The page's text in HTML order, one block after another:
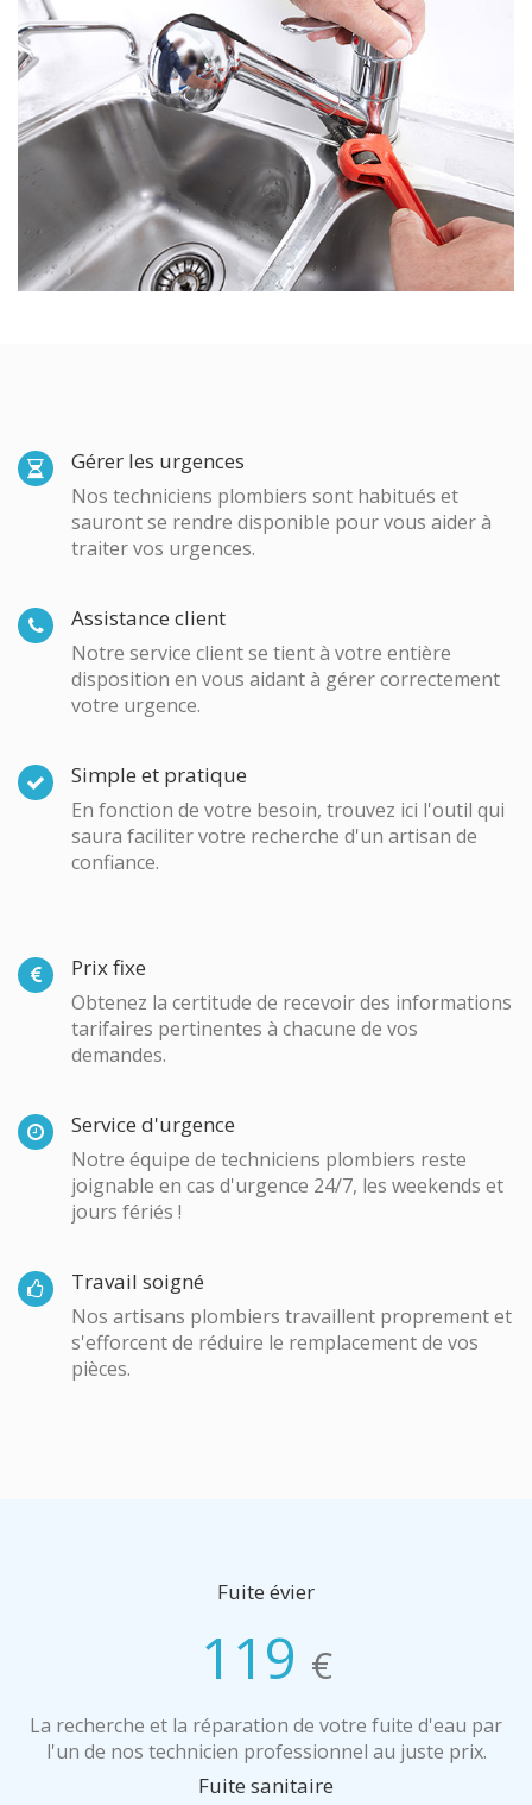
Gérer les urgences
Nos techniciens plombiers sont habitués et
sauront se rendre disponible pour vous aider à
traiter vos urgences.
Assistance client
Notre service client se tient à votre entière
disposition en vous aidant à gérer correctement
votre urgence.
Simple et pratique
En fonction de votre besoin, trouvez ici l'outil qui
saura faciliter votre recherche d'un artisan de
confiance.
Prix fixe
Obtenez la certitude de recevoir des informations
tarifaires pertinentes à chacune de vos
demandes.
Service d'urgence
Notre équipe de techniciens plombiers reste
joignable en cas d'urgence 24/7, les weekends et
jours fériés !
Travail soigné
Nos artisans plombiers travaillent proprement et
s'efforcent de réduire le remplacement de vos
pièces.
Fuite évier
119 €
La recherche et la réparation de votre fuite d'eau par
l'un de nos technicien professionnel au juste prix.
Fuite sanitaire